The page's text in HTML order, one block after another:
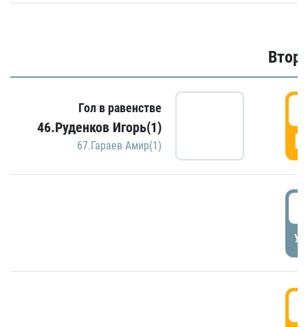
Гол в равенстве
46.Руденков Игорь(1)
67.Гараев Амир(1)